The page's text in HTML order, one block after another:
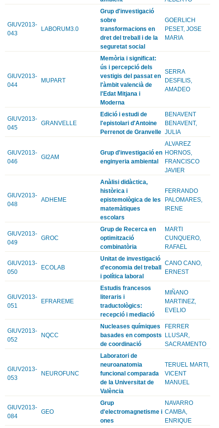
GIUV2013-
043
LABORUM3.0
Grup d'investigació
sobre
transformacions en
dret del treball i de la
seguretat social
GOERLICH
PESET, JOSE
MARIA
GIUV2013-
044
MUPART
Memòria i significat:
ús i percepció dels
vestigis del passat en
l'àmbit valencià de
l'Edat Mitjana i
Moderna
SERRA
DESFILIS,
AMADEO
GIUV2013-
045
GRANVELLE
Edició i estudi de
l'epistolari d'Antoine
Perrenot de Granvelle
BENAVENT
BENAVENT,
JULIA
GIUV2013-
046
GI2AM
Grup d'investigació en
enginyeria ambiental
ALVAREZ
HORNOS,
FRANCISCO
JAVIER
GIUV2013-
048
ADHEME
Anàlisi didàctica,
històrica i
epistemològica de les
matemàtiques
escolars
FERRANDO
PALOMARES,
IRENE
GIUV2013-
049
GROC
Grup de Recerca en
optimització
combinatòria
MARTI
CUNQUERO,
RAFAEL
GIUV2013-
050
ECOLAB
Unitat de investigació
d'economia del treball
i política laboral
CANO CANO,
ERNEST
GIUV2013-
051
EFRAREME
Estudis francesos
literaris i
traductològics:
recepció i mediació
MIÑANO
MARTINEZ,
EVELIO
GIUV2013-
052
NQCC
Nucleases químiques
basades en composts
de coordinació
FERRER
LLUSAR,
SACRAMENTO
GIUV2013-
053
NEUROFUNC
Laboratori de
neuroanatomia
funcional comparada
de la Universitat de
València
TERUEL MARTI,
VICENT
MANUEL
GIUV2013-
084
GEO
Grup
d'electromagnetisme i
ones
NAVARRO
CAMBA,
ENRIQUE